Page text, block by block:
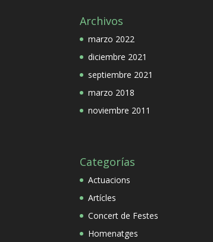
Archivos
marzo 2022
diciembre 2021
septiembre 2021
marzo 2018
noviembre 2011
Categorías
Actuacions
Artícles
Concert de Festes
Homenatges